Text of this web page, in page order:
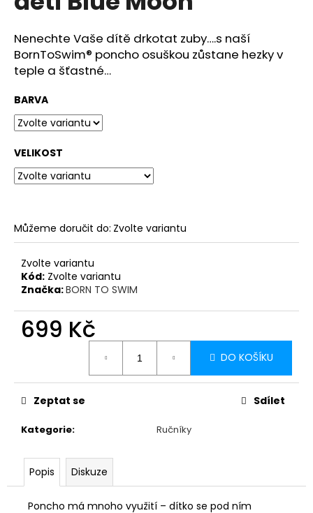
z
hvězdiček.
Nenechte Vaše dítě drkotat zuby….s naší
BornToSwim® poncho osuškou zůstane hezky v
teple a šťastné…
BARVA
VELIKOST
Můžeme doručit do: Zvolte variantu
Zvolte variantu
Kód: Zvolte variantu
Značka:BORN TO SWIM
699 Kč
DO KOŠÍKU
Kategorie: Ručníky
Zeptat se Sdílet
Popis Diskuze
Poncho má mnoho využití – dítko se pod ním
j
e
m
e
BORNTOSWIM
SWIMBAG
NOVÁ
KOLEKCE
349